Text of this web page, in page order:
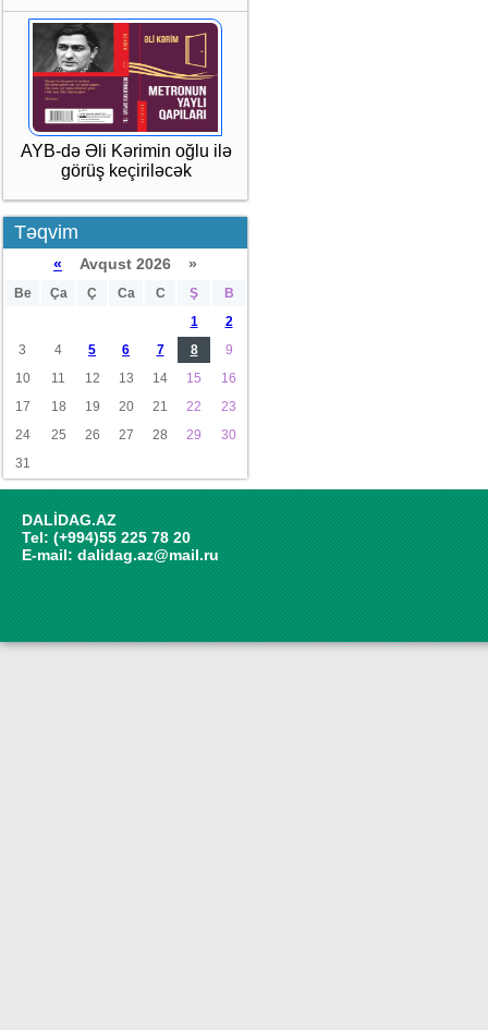
AYB-də Əli Kərimin oğlu ilə
görüş keçiriləcək
Təqvim
« Avqust 2026 »
Be Ça Ç Ca C Ş
B
1
2
3
4 5 6 7 8
9
10
11 12 13 14 15
16
17
18 19 20 21 22
23
24
25 26 27 28 29
30
31
DALİDAG.AZ
Tel: (+994)55 225 78 20
E-mail: dalidag.az@mail.ru